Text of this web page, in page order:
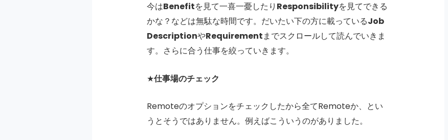
今はBenefitを見て一喜一憂したり Responsibilityを見てできる
かな？などは無駄な時間です。だいたい下の方に載っているJob
DescriptionやRequirementまでスクロールして読んでいきま
す。さらに合う仕事を絞っていきます。
★仕事場のチェック
Remoteのオプションをチェックしたから全てRemoteか、とい
うとそうではありません。例えばこういうのがありました。